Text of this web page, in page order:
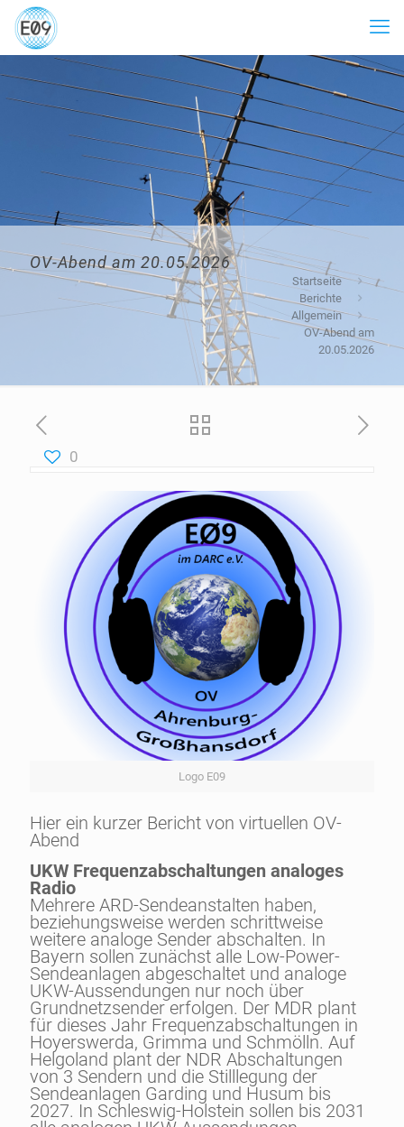
OV-Abend am 20.05.2026
Startseite
Berichte
Allgemein
OV-Abend am
20.05.2026
0
Logo E09
Hier ein kurzer Bericht von virtuellen OV-
Abend
UKW Frequenzabschaltungen analoges
Radio
Mehrere ARD-Sendeanstalten haben,
beziehungsweise werden schrittweise
weitere analoge Sender abschalten. In
Bayern sollen zunächst alle Low-Power-
Sendeanlagen abgeschaltet und analoge
UKW-Aussendungen nur noch über
Grundnetzsender erfolgen. Der MDR plant
für dieses Jahr Frequenzabschaltungen in
Hoyerswerda, Grimma und Schmölln. Auf
Helgoland plant der NDR Abschaltungen
von 3 Sendern und die Stilllegung der
Sendeanlagen Garding und Husum bis
2027. In Schleswig-Holstein sollen bis 2031